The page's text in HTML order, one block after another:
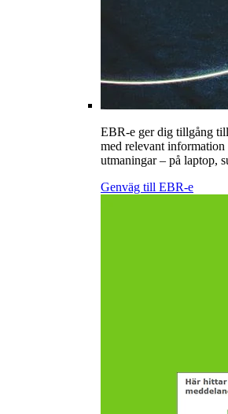
EBR-e ger dig tillgång
med relevant
utmaningar – på laptop,
Genväg till EBR-e